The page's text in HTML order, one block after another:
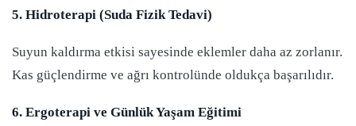
5. Hidroterapi (Suda Fizik Tedavi)
Suyun kaldırma etkisi sayesinde eklemler daha az zorlanır.
Kas güçlendirme ve ağrı kontrolünde oldukça başarılıdır.
6. Ergoterapi ve Günlük Yaşam Eğitimi